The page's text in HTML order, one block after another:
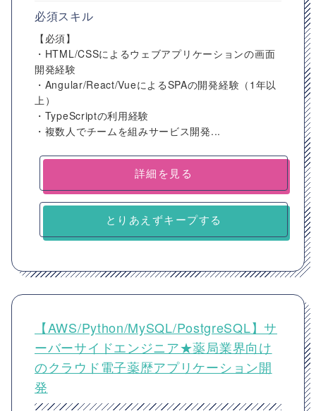
必須スキル
【必須】
・HTML/CSSによるウェブアプリケーションの画面
開発経験
・Angular/React/VueによるSPAの開発経験（1年以
上）
・TypeScriptの利用経験
・複数人でチームを組みサービス開発...
詳細を見る
とりあえずキープする
【AWS/Python/MySQL/PostgreSQL】サ
ーバーサイドエンジニア★薬局業界向け
のクラウド電子薬歴アプリケーション開
発